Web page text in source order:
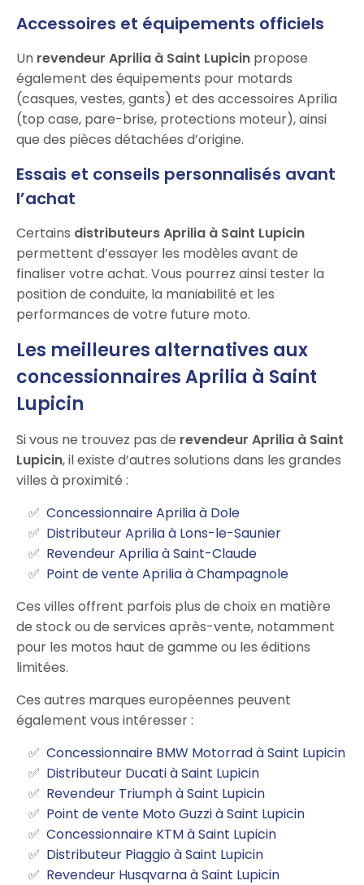
Accessoires et équipements officiels
Un revendeur Aprilia à Saint Lupicin propose
également des équipements pour motards
(casques, vestes, gants) et des accessoires Aprilia
(top case, pare-brise, protections moteur), ainsi
que des pièces détachées d’origine.
Essais et conseils personnalisés avant
l’achat
Certains distributeurs Aprilia à Saint Lupicin
permettent d’essayer les modèles avant de
finaliser votre achat. Vous pourrez ainsi tester la
position de conduite, la maniabilité et les
performances de votre future moto.
Les meilleures alternatives aux
concessionnaires Aprilia à Saint
Lupicin
Si vous ne trouvez pas de revendeur Aprilia à Saint
Lupicin, il existe d’autres solutions dans les grandes
villes à proximité :
Concessionnaire Aprilia à Dole
Distributeur Aprilia à Lons-le-Saunier
Revendeur Aprilia à Saint-Claude
Point de vente Aprilia à Champagnole
Ces villes offrent parfois plus de choix en matière
de stock ou de services après-vente, notamment
pour les motos haut de gamme ou les éditions
limitées.
Ces autres marques européennes peuvent
également vous intéresser :
Concessionnaire BMW Motorrad à Saint Lupicin
Distributeur Ducati à Saint Lupicin
Revendeur Triumph à Saint Lupicin
Point de vente Moto Guzzi à Saint Lupicin
Concessionnaire KTM à Saint Lupicin
Distributeur Piaggio à Saint Lupicin
Revendeur Husqvarna à Saint Lupicin